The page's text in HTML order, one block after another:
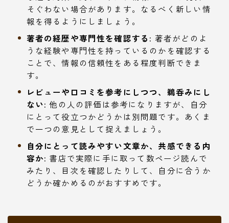
そぐわない場合があります。なるべく新しい情
報を得るようにしましょう。
著者の経歴や専門性を確認する: 著者がどのよ
うな経験や専門性を持っているのかを確認する
ことで、情報の信頼性をある程度判断できま
す。
レビューや口コミを参考にしつつ、鵜呑みにし
ない: 他の人の評価は参考になりますが、自分
にとって役立つかどうかは別問題です。あくま
で一つの意見として捉えましょう。
自分にとって読みやすい文章か、共感できる内
容か: 書店で実際に手に取って数ページ読んで
みたり、目次を確認したりして、自分に合うか
どうか確かめるのがおすすめです。